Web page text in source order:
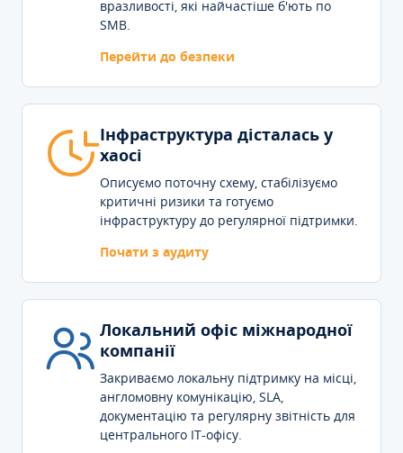
вразливості, які найчастіше б'ють по
SMB.
Перейти до безпеки
Інфраструктура дісталась у
хаосі
Описуємо поточну схему, стабілізуємо
критичні ризики та готуємо
інфраструктуру до регулярної підтримки.
Почати з аудиту
Локальний офіс міжнародної
компанії
Закриваємо локальну підтримку на місці,
англомовну комунікацію, SLA,
документацію та регулярну звітність для
центрального IT-офісу.